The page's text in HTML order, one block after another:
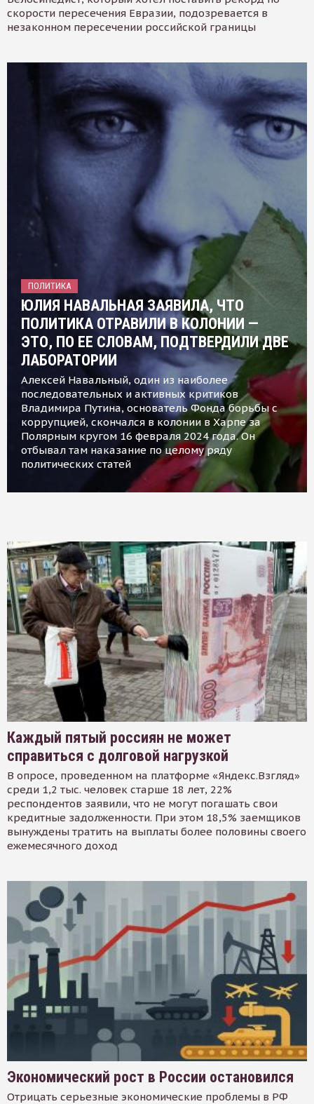
скорости пересечения Евразии, подозревается в
незаконном пересечении российской границы
ПОЛИТИКА
ЮЛИЯ НАВАЛЬНАЯ ЗАЯВИЛА, ЧТО
ПОЛИТИКА ОТРАВИЛИ В КОЛОНИИ —
ЭТО, ПО ЕЕ СЛОВАМ, ПОДТВЕРДИЛИ ДВЕ
ЛАБОРАТОРИИ
Алексей Навальный, один из наиболее
последовательных и активных критиков
Владимира Путина, основатель Фонда борьбы с
коррупцией, скончался в колонии в Харпе за
Полярным кругом 16 февраля 2024 года. Он
отбывал там наказание по целому ряду
политических статей
Каждый пятый россиян не может
справиться с долговой нагрузкой
В опросе, проведенном на платформе «Яндекс.Взгляд»
среди 1,2 тыс. человек старше 18 лет, 22%
респондентов заявили, что не могут погашать свои
кредитные задолженности. При этом 18,5% заемщиков
вынуждены тратить на выплаты более половины своего
ежемесячного доход
Экономический рост в России остановился
Отрицать серьезные экономические проблемы в РФ